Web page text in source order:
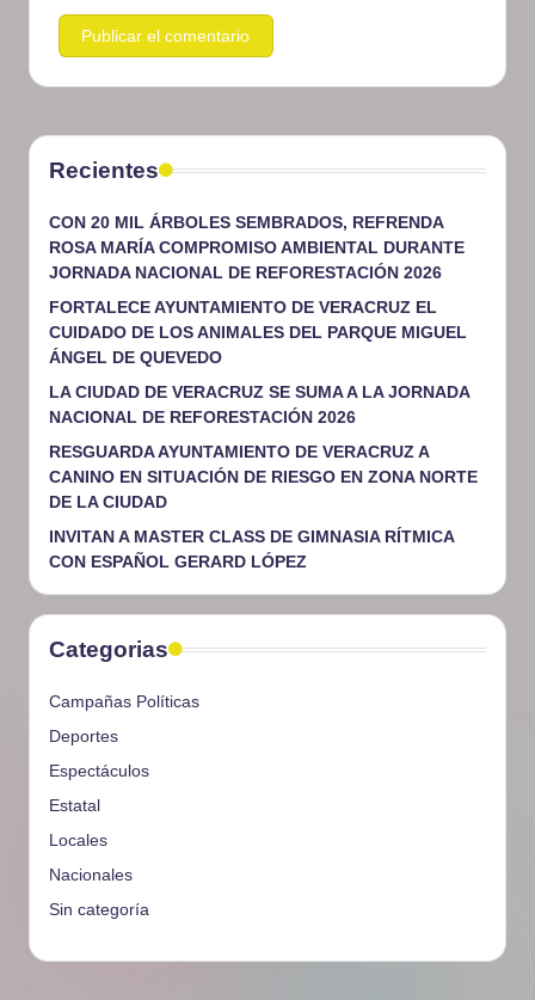
Recientes
CON 20 MIL ÁRBOLES SEMBRADOS, REFRENDA
ROSA MARÍA COMPROMISO AMBIENTAL DURANTE
JORNADA NACIONAL DE REFORESTACIÓN 2026
FORTALECE AYUNTAMIENTO DE VERACRUZ EL
CUIDADO DE LOS ANIMALES DEL PARQUE MIGUEL
ÁNGEL DE QUEVEDO
LA CIUDAD DE VERACRUZ SE SUMA A LA JORNADA
NACIONAL DE REFORESTACIÓN 2026
RESGUARDA AYUNTAMIENTO DE VERACRUZ A
CANINO EN SITUACIÓN DE RIESGO EN ZONA NORTE
DE LA CIUDAD
INVITAN A MASTER CLASS DE GIMNASIA RÍTMICA
CON ESPAÑOL GERARD LÓPEZ
Categorias
Campañas Políticas
Deportes
Espectáculos
Estatal
Locales
Nacionales
Sin categoría